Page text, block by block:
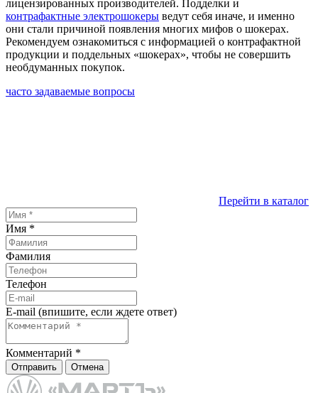
лицензированных производителей. Подделки и
контрафактные электрошокеры ведут себя иначе, и именно
они стали причиной появления многих мифов о шокерах.
Рекомендуем ознакомиться с информацией о контрафактной
продукции и поддельных «шокерах», чтобы не совершить
необдуманных покупок.
часто задаваемые вопросы
Перейти в каталог
Имя *
Фамилия
Телефон
E-mail (впишите, если ждете ответ)
Комментарий *
Отправить Отмена